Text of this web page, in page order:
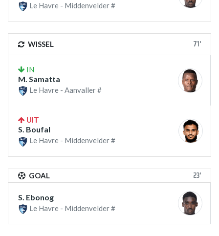
Le Havre - Middenvelder #
WISSEL 71'
IN
M. Samatta
Le Havre - Aanvaller #
UIT
S. Boufal
Le Havre - Middenvelder #
GOAL 23'
S. Ebonog
Le Havre - Middenvelder #